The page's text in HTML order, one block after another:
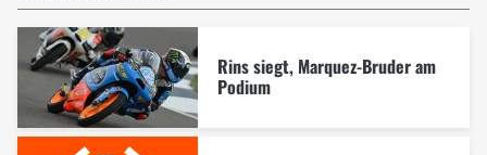
Rins siegt, Marquez-Bruder am
Podium